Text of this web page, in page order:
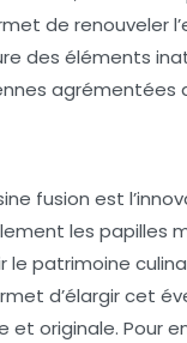
de renouveler
des éléments
agrémentées
fusion est l’
les papilles
patrimoine
d’élargir cet
et originale. Pour